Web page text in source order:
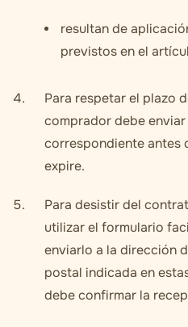
resultan de
previstos en el
Para respetar el plazo
comprador debe
correspondiente antes
expire.
Para desistir del
utilizar el formulario
enviarlo a la dirección
postal indicada en
debe confirmar la